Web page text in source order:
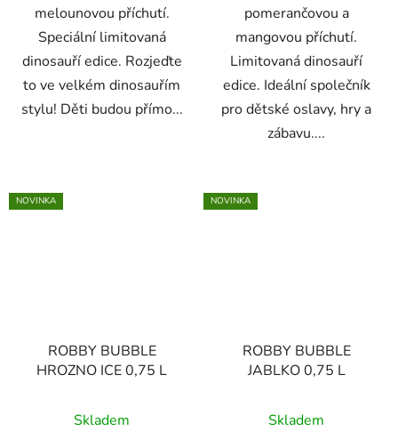
melounovou příchutí.
Speciální limitovaná
dinosauří edice. Rozjeďte
to ve velkém dinosauřím
stylu! Děti budou přímo...
pomerančovou a
mangovou příchutí.
Limitovaná dinosauří
edice. Ideální společník
pro dětské oslavy, hry a
zábavu....
NOVINKA
ROBBY BUBBLE
HROZNO ICE 0,75 L
Skladem
NOVINKA
ROBBY BUBBLE
JABLKO 0,75 L
Skladem